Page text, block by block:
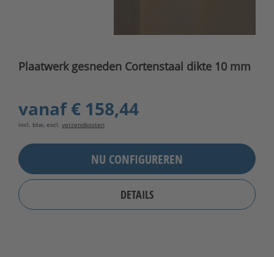
Plaatwerk gesneden Cortenstaal dikte 10 mm
vanaf€ 158,44
incl. btw, excl. verzendkosten
NU CONFIGUREREN
DETAILS